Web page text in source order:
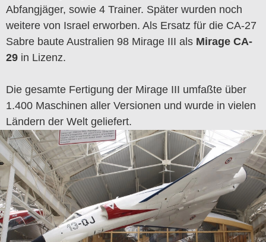
Abfangjäger, sowie 4 Trainer. Später wurden noch
weitere von Israel erworben. Als Ersatz für die CA-27
Sabre baute Australien 98 Mirage III als Mirage CA-
29 in Lizenz.
Die gesamte Fertigung der Mirage III umfaßte über
1.400 Maschinen aller Versionen und wurde in vielen
Ländern der Welt geliefert.